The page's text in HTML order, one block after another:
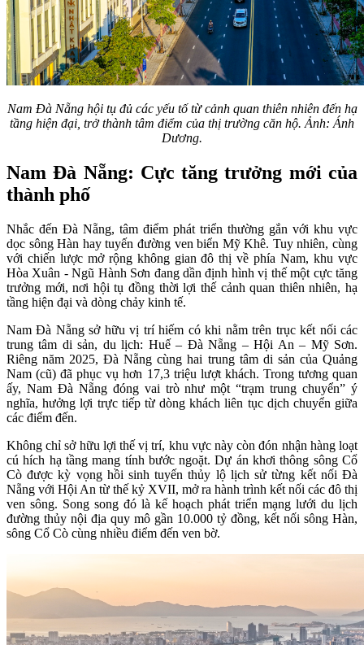
Nam Đà Nẵng hội tụ đủ các yếu tố từ cảnh quan thiên nhiên đến hạ
tầng hiện đại, trở thành tâm điểm của thị trường căn hộ. Ảnh: Ánh
Dương.
Nam Đà Nẵng: Cực tăng trưởng mới của
thành phố
Nhắc đến Đà Nẵng, tâm điểm phát triển thường gắn với khu vực
dọc sông Hàn hay tuyến đường ven biển Mỹ Khê. Tuy nhiên, cùng
với chiến lược mở rộng không gian đô thị về phía Nam, khu vực
Hòa Xuân - Ngũ Hành Sơn đang dần định hình vị thế một cực tăng
trưởng mới, nơi hội tụ đồng thời lợi thế cảnh quan thiên nhiên, hạ
tầng hiện đại và dòng chảy kinh tế.
Nam Đà Nẵng sở hữu vị trí hiếm có khi nằm trên trục kết nối các
trung tâm di sản, du lịch: Huế – Đà Nẵng – Hội An – Mỹ Sơn.
Riêng năm 2025, Đà Nẵng cùng hai trung tâm di sản của Quảng
Nam (cũ) đã phục vụ hơn 17,3 triệu lượt khách. Trong tương quan
ấy, Nam Đà Nẵng đóng vai trò như một “trạm trung chuyển” ý
nghĩa, hưởng lợi trực tiếp từ dòng khách liên tục dịch chuyển giữa
các điểm đến.
Không chỉ sở hữu lợi thế vị trí, khu vực này còn đón nhận hàng loạt
cú hích hạ tầng mang tính bước ngoặt. Dự án khơi thông sông Cổ
Cò được kỳ vọng hồi sinh tuyến thủy lộ lịch sử từng kết nối Đà
Nẵng với Hội An từ thế kỷ XVII, mở ra hành trình kết nối các đô thị
ven sông. Song song đó là kế hoạch phát triển mạng lưới du lịch
đường thủy nội địa quy mô gần 10.000 tỷ đồng, kết nối sông Hàn,
sông Cổ Cò cùng nhiều điểm đến ven bờ.